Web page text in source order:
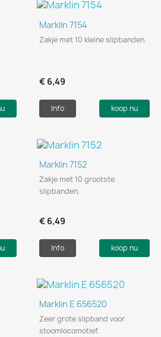
Marklin 7154
Zakje met 10 kleine slipbanden.
€ 6,49
Info koop nu
Marklin 7152
Zakje met 10 grootste
slipbanden.
€ 6,49
Info koop nu
Marklin E 656520
Zeer grote slipband voor
stoomlocomotief.